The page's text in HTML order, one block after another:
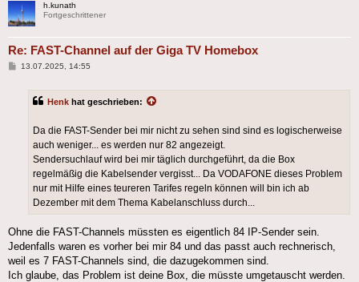
h.kunath
Fortgeschrittener
Re: FAST-Channel auf der Giga TV Homebox
Beitrag
13.07.2025, 14:55
Henk hat geschrieben:
Da die FAST-Sender bei mir nicht zu sehen sind sind es logischerweise
auch weniger... es werden nur 82 angezeigt.
Sendersuchlauf wird bei mir täglich durchgeführt, da die Box
regelmäßig die Kabelsender vergisst... Da VODAFONE dieses Problem
nur mit Hilfe eines teureren Tarifes regeln können will bin ich ab
Dezember mit dem Thema Kabelanschluss durch...
Ohne die FAST-Channels müssten es eigentlich 84 IP-Sender sein.
Jedenfalls waren es vorher bei mir 84 und das passt auch rechnerisch,
weil es 7 FAST-Channels sind, die dazugekommen sind.
Ich glaube, das Problem ist deine Box, die müsste umgetauscht werden.